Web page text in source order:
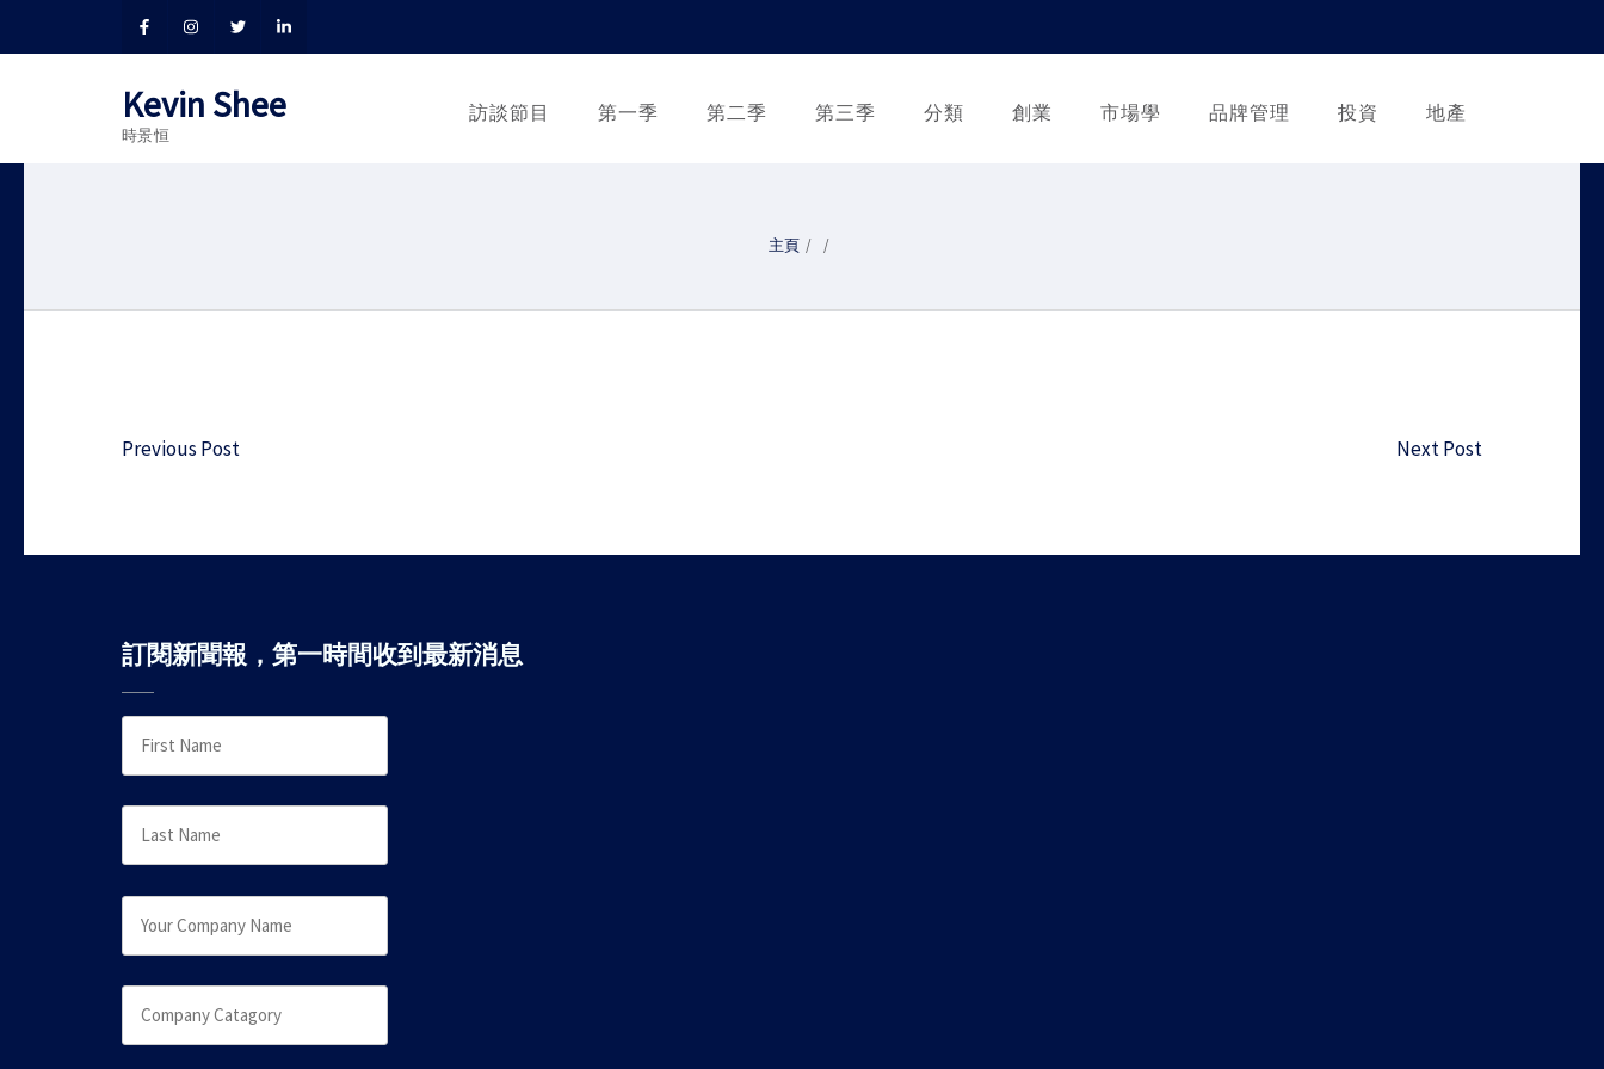
Kevin Shee
時景恒
訪談節目 第一季 第二季 第三季 分類 創業 市場學 品牌管理 投資 地產
主頁 / /
Post
Previous Post Next Post
訂閱新聞報，第一時間收到最新消息